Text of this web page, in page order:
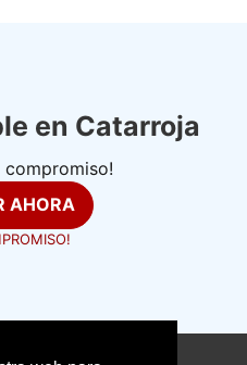
en Catarroja
compromiso!
AHORA